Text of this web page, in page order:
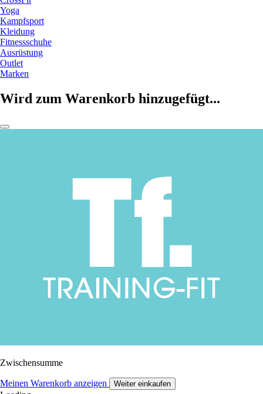
Yoga
Kampfsport
Kleidung
Fitnessschuhe
Ausrüstung
Outlet
Marken
Wird zum Warenkorb hinzugefügt...
Zwischensumme
Meinen Warenkorb anzeigen Weiter einkaufen